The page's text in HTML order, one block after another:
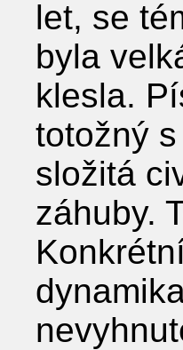
let, se
byla
klesla.
totožný
složitá
záhuby.